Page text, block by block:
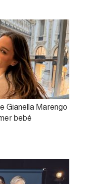
Gianella Marengo
bebé